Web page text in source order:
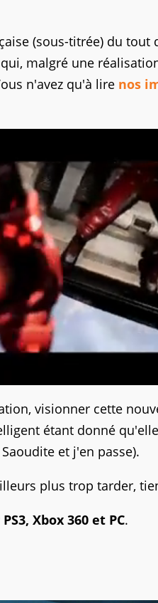
(sous-titrée) du tout
malgré une
n'avez qu'à lire nos
visionner cette
étant donné
et j'en passe).
plus trop tarder,
Xbox 360 et PC.